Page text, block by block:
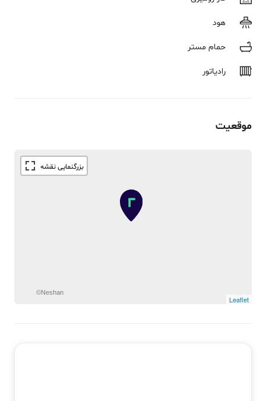
هود
حمام مستر
رادیاتور
موقعیت
Leaflet
©Neshan